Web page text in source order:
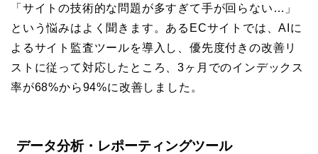
「サイトの技術的な問題が多すぎて手が回らない…」
という悩みはよく聞きます。あるECサイトでは、AIに
よるサイト監査ツールを導入し、優先度付きの改善リ
ストに従って対応したところ、3ヶ月でのインデックス
率が68%から94%に改善しました。
データ分析・レポーティングツール